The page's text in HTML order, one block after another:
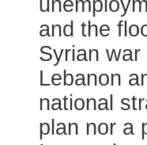
and the
Syrian
Lebanon
national
plan nor a